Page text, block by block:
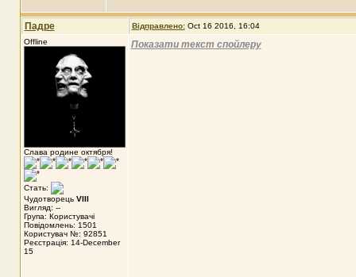
Падре Відправлено: Oct 16 2016, 16:04
Offline
Слава родине октября!
Стать:
Чудотворець VIII
Вигляд: --
Група: Користувачі
Повідомлень: 1501
Користувач №: 92851
Реєстрація: 14-December
15
Показати текст спойлеру